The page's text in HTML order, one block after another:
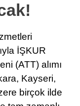
İhbar
Hattı
İŞKUR
(ATT) alımı
Kayseri,
birçok ilde